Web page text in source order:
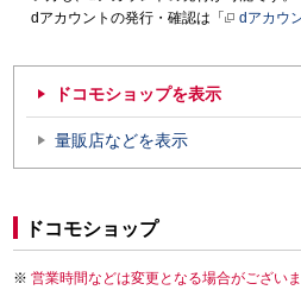
dアカウントの発行・確認は「
dアカウ
ドコモショップを表示
量販店などを表示
ドコモショップ
営業時間などは変更となる場合がござい